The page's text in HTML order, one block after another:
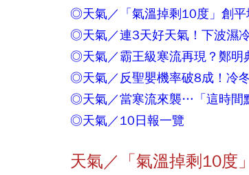
◎天氣／「氣溫掉剩10度」創平
◎天氣／連3天好天氣！下波濕
◎天氣／霸王級寒流再現？鄭明
◎天氣／反聖嬰機率破8成！冷
◎天氣／當寒流來襲…「這時間
◎天氣／10日報一覽
天氣／「氣溫掉剩10度